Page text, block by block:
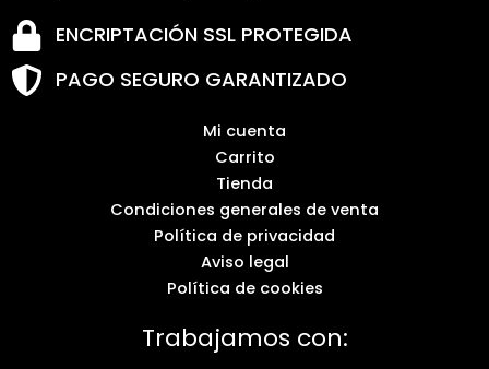
ENCRIPTACIÓN SSL PROTEGIDA
PAGO SEGURO GARANTIZADO
Mi cuenta
Carrito
Tienda
Condiciones generales de venta
Política de privacidad
Aviso legal
Política de cookies
Trabajamos con: